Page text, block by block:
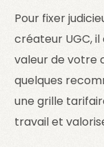
Pour fixer
créateur UGC,
valeur de votre
quelques
une grille
travail et